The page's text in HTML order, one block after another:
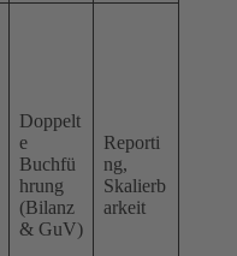
Doppelt
e
Buchfü
hrung
(Bilanz
& GuV)
Reporti
ng,
Skalierb
arkeit